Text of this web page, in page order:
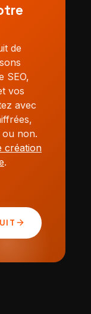
de
SEO,
vos
avec
non.
création
.
arrow_forward